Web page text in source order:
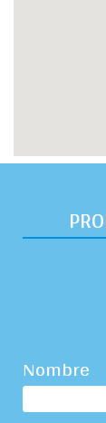
Nombre